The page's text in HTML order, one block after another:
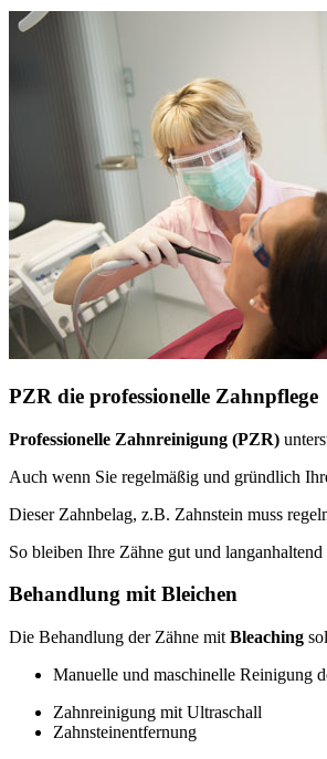
PZR die professionelle Zahnpflege
Professionelle Zahnreinigung (PZR)
Auch wenn Sie regelmäßig und gründlich
Dieser Zahnbelag, z.B. Zahnstein muss
So bleiben Ihre Zähne gut und
Behandlung mit Bleichen
Die Behandlung der Zähne mit Bleaching
Manuelle und maschinelle Reinigung
Zahnreinigung mit Ultraschall
Zahnsteinentfernung